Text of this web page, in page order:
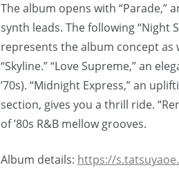
The album opens with
synth leads. The following “Night
represents the album concept as
“Skyline.” “Love Supreme,” an
’70s). “Midnight Express,” an
section, gives you a thrill ride.
of ’80s R&B mellow grooves.
Album details: https://